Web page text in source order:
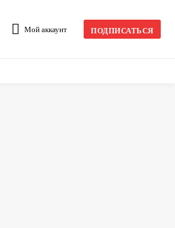
Мой аккаунт ПОДПИСАТЬСЯ